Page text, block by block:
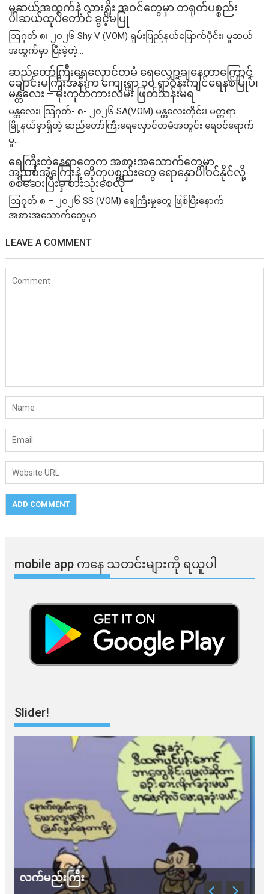
မူဆယ်အထွက်နဲ့ လားရှိုး အဝင်တွေမှာ တရုတ်ပစ္စည်း
ပါဆယ်ထုပ်တောင် ခွင့်မပြု
ဩဂုတ် ၈၊ ၂၀၂၆ Shy V (VOM) ရှမ်းပြည်နယ်မြောက်ပိုင်း၊ မူဆယ်
အထွက်မှာ ပြီးခဲ့တဲ့...
ဆည်တော်ကြီးရေလှောင်တမံ ရေလျှော့ချနေတာကြောင့်
ချောင်းမကြီးအနီးက ကျေးရွာ ၁၀ ရွာဝန်းကျင်ရေနစ်မြုပ်၊
မန္တလေး – မိုးကုတ်ကားလမ်း ဖြတ်သန်းမရ
မန္တလေး၊ သြဂုတ်- ၈- ၂၀၂၆ SA(VOM) မန္တလေးတိုင်း၊ မတ္တရာ
မြို့နယ်မှာရှိတဲ့ ဆည်တော်ကြီးရေလှောင်တမံအတွင်း ရေဝင်ရောက်
မှု...
ရေကြီးတဲ့​နေရာ​တွေက အစားအသောက်တွေမှာ
အညစ်အကြေးနဲ့ ဓာတုပစ္စည်းတွေ ရောနှောပါဝင်နိုင်လို့
စစ်ဆေးပြီးမှ စားသုံးစေလို
ဩဂုတ် ၈ – ၂၀၂၆ SS (VOM) ရေကြီးမှုတွေ ဖြစ်ပြီးနောက်
အစားအသောက်တွေမှာ...
LEAVE A COMMENT
mobile app ​​ကနေ ​​သတင်းများကို ရယူပါ
Slider!
သတိ အိုမီခရွန်တဲ့